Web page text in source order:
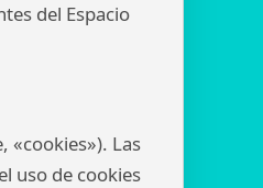
del Espacio
«cookies»). Las
uso de cookies